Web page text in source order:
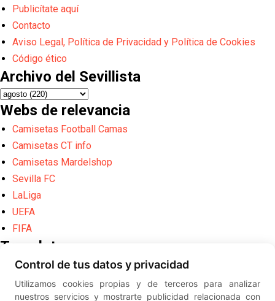
Publicítate aquí
Contacto
Aviso Legal, Política de Privacidad y Política de Cookies
Código ético
Archivo del Sevillista
Webs de relevancia
Camisetas Football Camas
Camisetas CT info
Camisetas Mardelshop
Sevilla FC
LaLiga
UEFA
FIFA
Translate
Powered by
Translate
Diseño web creado por Erick
Control de tus datos y privacidad
Utilizamos cookies propias y de terceros para analizar
nuestros servicios y mostrarte publicidad relacionada con